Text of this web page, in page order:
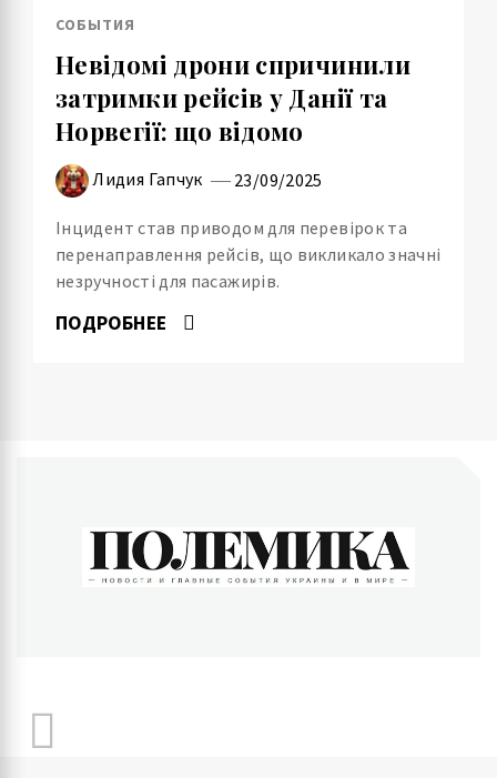
СОБЫТИЯ
Невідомі дрони спричинили
затримки рейсів у Данії та
Норвегії: що відомо
Лидия Гапчук 23/09/2025
Інцидент став приводом для перевірок та
перенаправлення рейсів, що викликало значні
незручності для пасажирів.
ПОДРОБНЕЕ